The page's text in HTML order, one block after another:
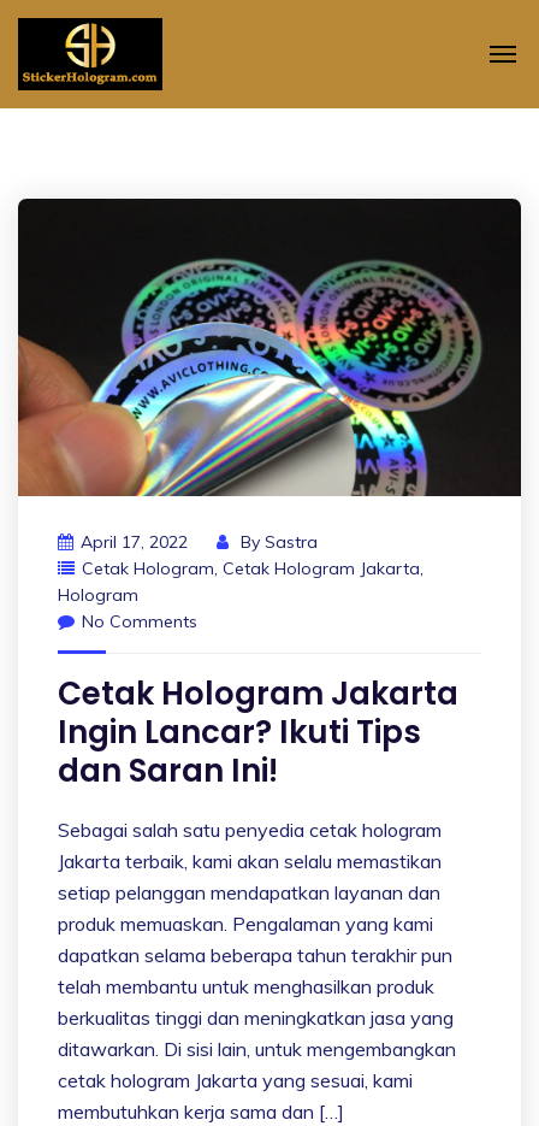
April 17, 2022 By Sastra
Cetak Hologram, Cetak Hologram Jakarta,
Hologram
No Comments
Cetak Hologram Jakarta
Ingin Lancar? Ikuti Tips
dan Saran Ini!
Sebagai salah satu penyedia cetak hologram
Jakarta terbaik, kami akan selalu memastikan
setiap pelanggan mendapatkan layanan dan
produk memuaskan. Pengalaman yang kami
dapatkan selama beberapa tahun terakhir pun
telah membantu untuk menghasilkan produk
berkualitas tinggi dan meningkatkan jasa yang
ditawarkan. Di sisi lain, untuk mengembangkan
cetak hologram Jakarta yang sesuai, kami
membutuhkan kerja sama dan […]